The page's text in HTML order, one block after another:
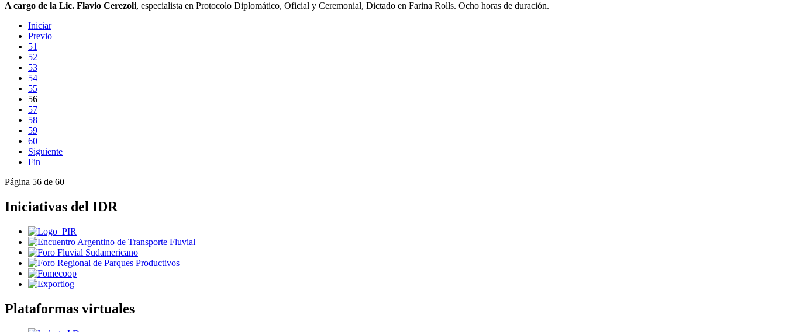
A cargo de la Lic. Flavio Cerezoli, especialista en Protocolo Diplomático, Oficial y Ceremonial, Dictado en Farina Rolls. Ocho horas de duración.
Iniciar
Previo
51
52
53
54
55
56
57
58
59
60
Siguiente
Fin
Página 56 de 60
Iniciativas del IDR
Plataformas virtuales